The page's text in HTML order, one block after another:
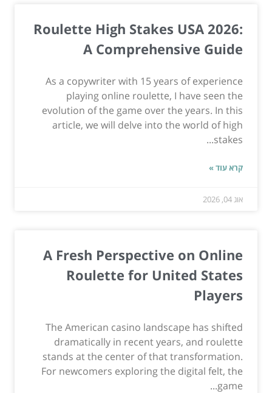
Roulette High Stakes USA 2026:
A Comprehensive Guide
As a copywriter with 15 years of experience
playing online roulette, I have seen the
evolution of the game over the years. In this
article, we will delve into the world of high
stakes...
קרא עוד »
אוג 04, 2026
A Fresh Perspective on Online
Roulette for United States
Players
The American casino landscape has shifted
dramatically in recent years, and roulette
stands at the center of that transformation.
For newcomers exploring the digital felt, the
game...